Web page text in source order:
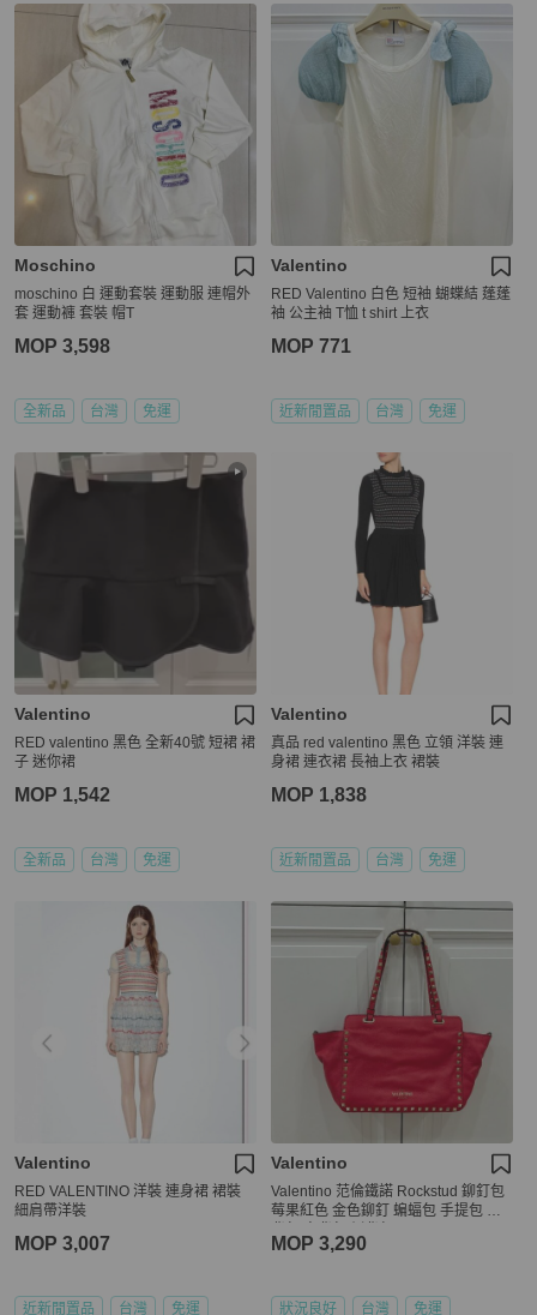
Moschino
moschino 白 運動套裝 運動服 連帽外
套 運動褲 套裝 帽T
MOP 3,598
全新品 台灣 免運
Valentino
RED Valentino 白色 短袖 蝴蝶結 蓬蓬
袖 公主袖 T恤 t shirt 上衣
MOP 771
近新閒置品 台灣 免運
Valentino
RED valentino 黑色 全新40號 短裙 裙
子 迷你裙
MOP 1,542
全新品 台灣 免運
Valentino
真品 red valentino 黑色 立領 洋裝 連
身裙 連衣裙 長袖上衣 裙裝
MOP 1,838
近新閒置品 台灣 免運
Valentino
RED VALENTINO 洋裝 連身裙 裙裝
細肩帶洋裝
MOP 3,007
近新閒置品 台灣 免運
Valentino
Valentino 范倫鐵諾 Rockstud 鉚釘包
莓果紅色 金色鉚釘 蝙蝠包 手提包 斜
MOP 3,290
狀況良好 台灣 免運